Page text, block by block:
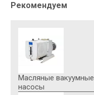
Рекомендуем
Масляные вакуумные
насосы